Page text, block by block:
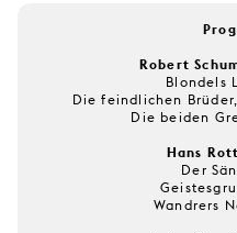
Robert
Blondels
Die feindlichen
Die beiden
Hans
Der
Wandrers